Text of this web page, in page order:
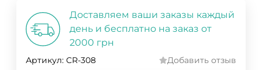
Доставляем ваши заказы каждый
день и бесплатно на заказ от
2000 грн
Артикул: CR-308 Добавить отзыв